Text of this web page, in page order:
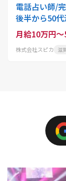
電話占い師/
後半から50
月給10万円
株式会社スピカ 滋